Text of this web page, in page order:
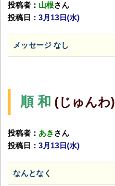
投稿者： 山根さん
投稿日： 3月 13日(水)
メッセージ なし
順 和 (じゅんわ)
投稿者： あき さん
投稿日： 3月 13日(水)
なんとなく